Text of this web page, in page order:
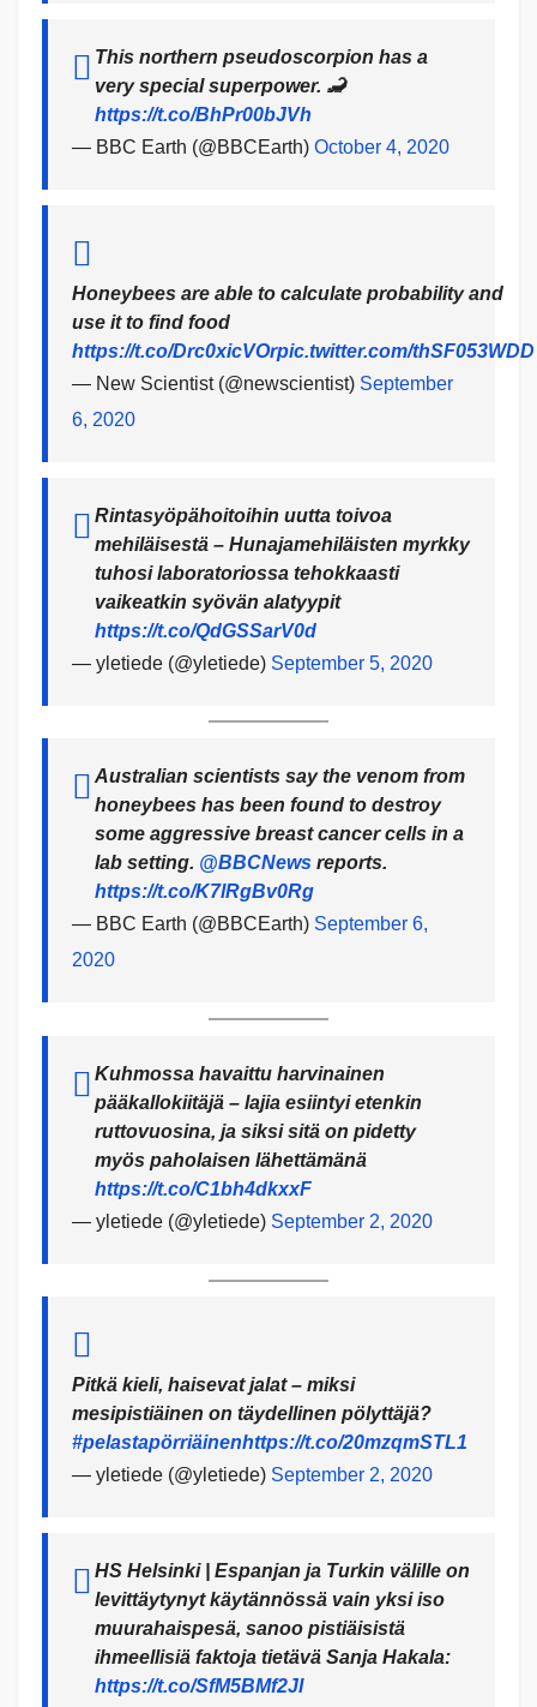
This northern pseudoscorpion has a
very special superpower. 🦂
https://t.co/BhPr00bJVh
— BBC Earth (@BBCEarth) October 4, 2020
Honeybees are able to calculate probability and
use it to find food
https://t.co/Drc0xicVOrpic.twitter.com/thSF053WDD
— New Scientist (@newscientist) September
6, 2020
Rintasyöpähoitoihin uutta toivoa
mehiläisestä – Hunajamehiläisten myrkky
tuhosi laboratoriossa tehokkaasti
vaikeatkin syövän alatyypit
https://t.co/QdGSSarV0d
— yletiede (@yletiede) September 5, 2020
Australian scientists say the venom from
honeybees has been found to destroy
some aggressive breast cancer cells in a
lab setting. @BBCNews reports.
https://t.co/K7lRgBv0Rg
— BBC Earth (@BBCEarth) September 6,
2020
Kuhmossa havaittu harvinainen
pääkallokiitäjä – lajia esiintyi etenkin
ruttovuosina, ja siksi sitä on pidetty
myös paholaisen lähettämänä
https://t.co/C1bh4dkxxF
— yletiede (@yletiede) September 2, 2020
Pitkä kieli, haisevat jalat – miksi
mesipistiäinen on täydellinen pölyttäjä?
#pelastapörriäinenhttps://t.co/20mzqmSTL1
— yletiede (@yletiede) September 2, 2020
HS Helsinki | Espanjan ja Turkin välille on
levittäytynyt käytännössä vain yksi iso
muurahaispesä, sanoo pistiäisistä
ihmeellisiä faktoja tietävä Sanja Hakala:
https://t.co/SfM5BMf2JI